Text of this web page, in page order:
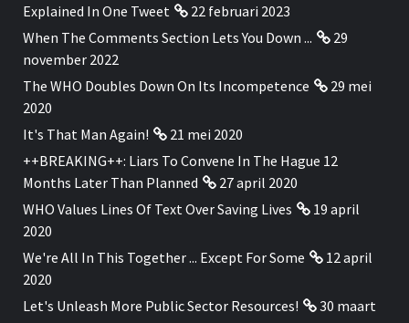
Explained In One Tweet
22 februari 2023
When The Comments Section Lets You Down ...
29
november 2022
The WHO Doubles Down On Its Incompetence
29 mei
2020
It's That Man Again!
21 mei 2020
++BREAKING++: Liars To Convene In The Hague 12
Months Later Than Planned
27 april 2020
WHO Values Lines Of Text Over Saving Lives
19 april
2020
We're All In This Together ... Except For Some
12 april
2020
Let's Unleash More Public Sector Resources!
30 maart